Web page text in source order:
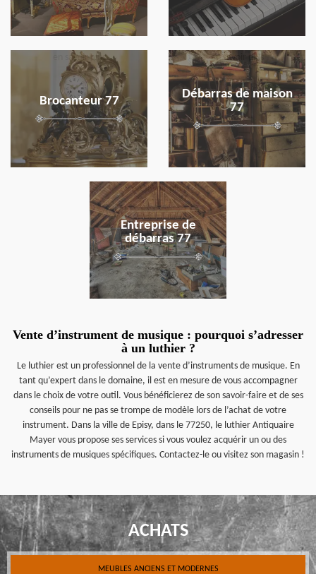
Brocanteur 77
en savoir plus
Débarras de maison
77
en savoir plus
Entreprise de
débarras 77
en savoir plus
Vente d’instrument de musique : pourquoi s’adresser
à un luthier ?
Le luthier est un professionnel de la vente d’instruments de musique. En
tant qu’expert dans le domaine, il est en mesure de vous accompagner
dans le choix de votre outil. Vous bénéficierez de son savoir-faire et de ses
conseils pour ne pas se trompe de modèle lors de l’achat de votre
instrument. Dans la ville de Episy, dans le 77250, le luthier Antiquaire
Mayer vous propose ses services si vous voulez acquérir un ou des
instruments de musiques spécifiques. Contactez-le ou visitez son magasin !
ACHATS
MEUBLES ANCIENS ET MODERNES